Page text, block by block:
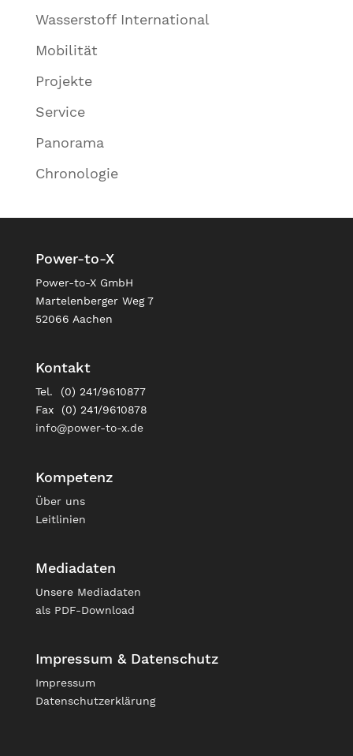
Wasserstoff International
Mobilität
Projekte
Service
Panorama
Chronologie
Power-to-X
Power-to-X GmbH
Martelenberger Weg 7
52066 Aachen
Kontakt
Tel. (0) 241/9610877
Fax (0) 241/9610878
info@power-to-x.de
Kompetenz
Über uns
Leitlinien
Mediadaten
Unsere Mediadaten
als PDF-Download
Impressum & Datenschutz
Impressum
Datenschutzerklärung